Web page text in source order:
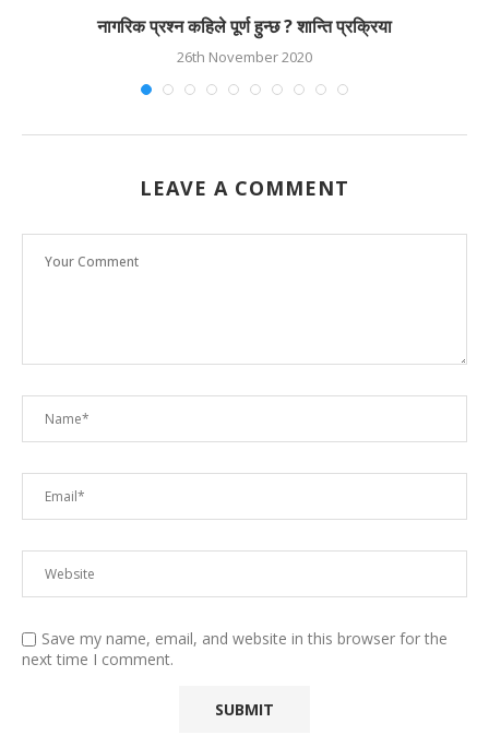
नागरिक प्रश्न कहिले पूर्ण हुन्छ ? शान्ति प्रक्रिया
26th November 2020
LEAVE A COMMENT
Save my name, email, and website in this browser for the
next time I comment.